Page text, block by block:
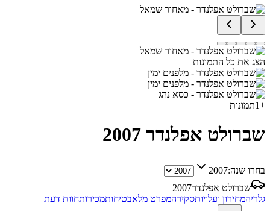
הצג את כל התמונות
+
1תמונות
שברולט אפלנדר 2007
בחרו שנה:2007
שברולט אפלנדר2007
גלריהמחירון ועלויותסקירהמפרט מלאבטיחותמכירותחוות דעת